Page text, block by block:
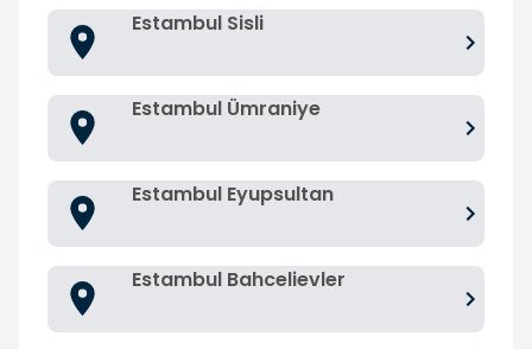
Estambul Sisli
Estambul Ümraniye
Estambul Eyupsultan
Estambul Bahcelievler